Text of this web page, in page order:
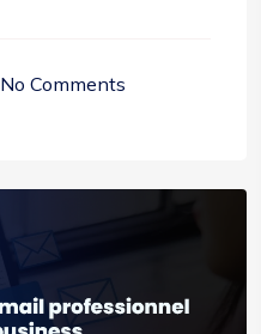
No Comments